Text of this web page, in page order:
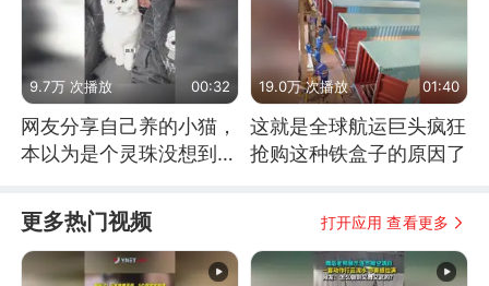
9.7万 次播放 00:32
网友分享自己养的小猫，
本以为是个灵珠没想到是
19.0万 次播放 01:40
这就是全球航运巨头疯狂
抢购这种铁盒子的原因了
更多热门视频 打开应用 查看更多